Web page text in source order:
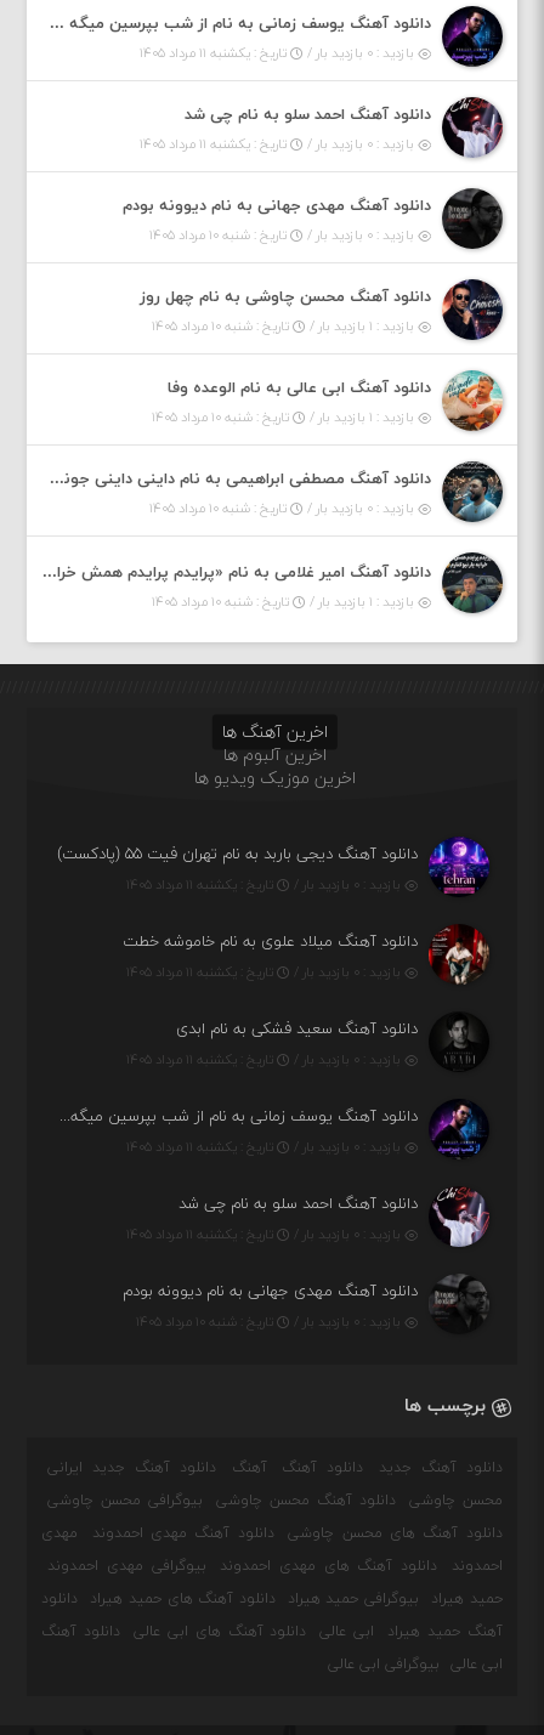
دانلود آهنگ یوسف زمانی به نام از شب بپرسین میگه چه روزگاری دارم
بازدید : ۰ بازدید بار / تاریخ : یکشنبه ۱۱ مرداد ۱۴۰۵
دانلود آهنگ احمد سلو به نام چی شد
بازدید : ۰ بازدید بار / تاریخ : یکشنبه ۱۱ مرداد ۱۴۰۵
دانلود آهنگ مهدی جهانی به نام دیوونه بودم
بازدید : ۰ بازدید بار / تاریخ : شنبه ۱۰ مرداد ۱۴۰۵
دانلود آهنگ محسن چاوشی به نام چهل روز
بازدید : ۱ بازدید بار / تاریخ : شنبه ۱۰ مرداد ۱۴۰۵
دانلود آهنگ ابی عالی به نام الوعده وفا
بازدید : ۱ بازدید بار / تاریخ : شنبه ۱۰ مرداد ۱۴۰۵
دانلود آهنگ مصطفی ابراهیمی به نام داینی داینی جونم قربون پنج تیر پرونم
بازدید : ۰ بازدید بار / تاریخ : شنبه ۱۰ مرداد ۱۴۰۵
دانلود آهنگ امیر غلامی به نام «پرایدم پرایدم همش خرابه یار نیو کنارم دیگه پولی نداروم (ریمیکس اینستاگرام)»
بازدید : ۱ بازدید بار / تاریخ : شنبه ۱۰ مرداد ۱۴۰۵
اخرین آهنگ ها
اخرین آلبوم ها
اخرین موزیک ویدیو ها
دانلود آهنگ دیجی باربد به نام تهران فیت ۵۵ (پادکست)
بازدید : ۰ بازدید بار / تاریخ : یکشنبه ۱۱ مرداد ۱۴۰۵
دانلود آهنگ میلاد علوی به نام خاموشه خطت
بازدید : ۰ بازدید بار / تاریخ : یکشنبه ۱۱ مرداد ۱۴۰۵
دانلود آهنگ سعید فشکی به نام ابدی
بازدید : ۰ بازدید بار / تاریخ : یکشنبه ۱۱ مرداد ۱۴۰۵
دانلود آهنگ یوسف زمانی به نام از شب بپرسین میگه چه روزگاری دارم
بازدید : ۰ بازدید بار / تاریخ : یکشنبه ۱۱ مرداد ۱۴۰۵
دانلود آهنگ احمد سلو به نام چی شد
بازدید : ۰ بازدید بار / تاریخ : یکشنبه ۱۱ مرداد ۱۴۰۵
دانلود آهنگ مهدی جهانی به نام دیوونه بودم
بازدید : ۰ بازدید بار / تاریخ : شنبه ۱۰ مرداد ۱۴۰۵
برچسب ها
دانلود آهنگ جدید دانلود آهنگ آهنگ
دانلود آهنگ جدید ایرانی
محسن چاوشی
دانلود آهنگ محسن چاوشی
بیوگرافی محسن چاوشی
دانلود آهنگ های محسن چاوشی
دانلود آهنگ مهدی احمدوند
مهدی
احمدوند
دانلود آهنگ های مهدی احمدوند
بیوگرافی مهدی احمدوند
حمید هیراد
بیوگرافی حمید هیراد دانلود آهنگ های حمید هیراد
دانلود
آهنگ حمید هیراد
ابی عالی دانلود آهنگ های ابی عالی
دانلود آهنگ
ابی عالی
بیوگرافی ابی عالی